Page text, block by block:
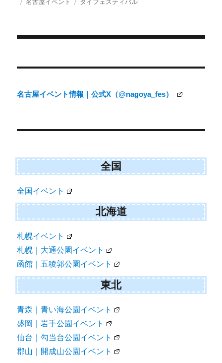
i
r
b
稿
ビ
ー
ョ
ン
名古屋イベント情報｜公式X（@nagoya_fes）
全国
全国イベント
北海道
札幌イベント
札幌｜大通公園イベント
函館｜五稜郭公園イベント
東北
青森｜青い海公園イベント
盛岡｜岩手公園イベント
仙台｜勾当台公園イベント
郡山｜開成山公園イベント